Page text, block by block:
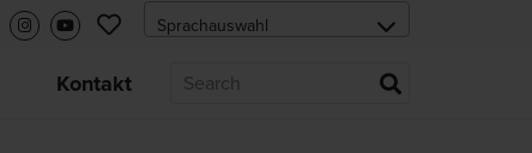
Kontakt